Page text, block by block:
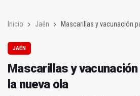
Inicio Jaén Mascarillas y vacunación
JAÉN
Mascarillas y
la nueva ola